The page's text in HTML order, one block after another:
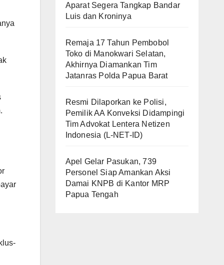
Aparat Segera Tangkap Bandar
Luis dan Kroninya
Remaja 17 Tahun Pembobol
Toko di Manokwari Selatan,
Akhirnya Diamankan Tim
Jatanras Polda Papua Barat
Resmi Dilaporkan ke Polisi,
Pemilik AA Konveksi Didampingi
Tim Advokat Lentera Netizen
Indonesia (L-NET-ID)
Apel Gelar Pasukan, 739
Personel Siap Amankan Aksi
Damai KNPB di Kantor MRP
Papua Tengah